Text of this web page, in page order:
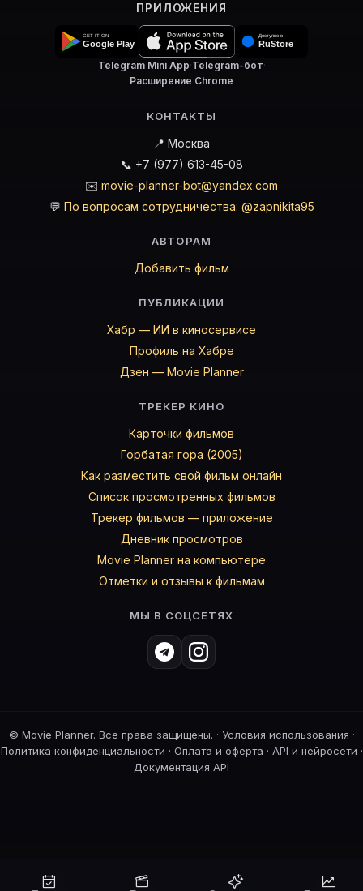
ПРИЛОЖЕНИЯ
Telegram Mini App·Telegram-бот·
Расширение Chrome
КОНТАКТЫ
📍 Москва
📞 +7 (977) 613-45-08
✉️ movie-planner-bot@yandex.com
💬 По вопросам сотрудничества: @zapnikita95
АВТОРАМ
Добавить фильм
ПУБЛИКАЦИИ
Хабр — ИИ в киносервисе
Профиль на Хабре
Дзен — Movie Planner
ТРЕКЕР КИНО
Карточки фильмов
Горбатая гора (2005)
Как разместить свой фильм онлайн
Список просмотренных фильмов
Трекер фильмов — приложение
Дневник просмотров
Movie Planner на компьютере
Отметки и отзывы к фильмам
МЫ В СОЦСЕТЯХ
© Movie Planner. Все права защищены. · Условия использования ·
Политика конфиденциальности · Оплата и оферта · API и нейросети ·
Документация API